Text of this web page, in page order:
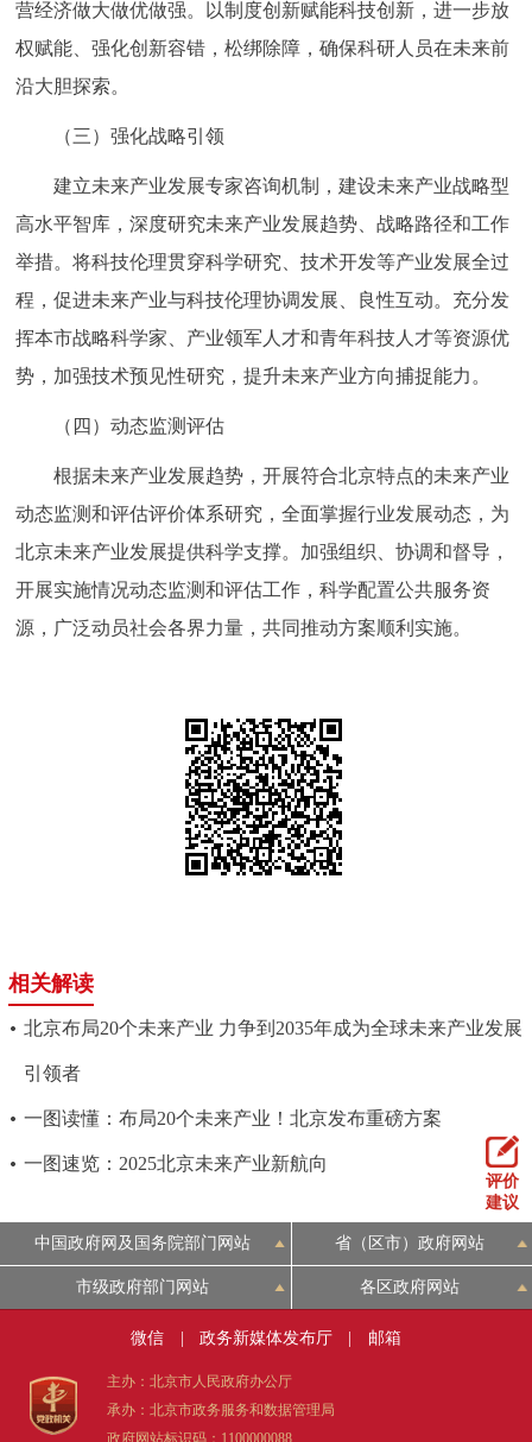
营经济做大做优做强。以制度创新赋能科技创新，进一步放
权赋能、强化创新容错，松绑除障，确保科研人员在未来前
沿大胆探索。
（三）强化战略引领
建立未来产业发展专家咨询机制，建设未来产业战略型
高水平智库，深度研究未来产业发展趋势、战略路径和工作
举措。将科技伦理贯穿科学研究、技术开发等产业发展全过
程，促进未来产业与科技伦理协调发展、良性互动。充分发
挥本市战略科学家、产业领军人才和青年科技人才等资源优
势，加强技术预见性研究，提升未来产业方向捕捉能力。
（四）动态监测评估
根据未来产业发展趋势，开展符合北京特点的未来产业
动态监测和评估评价体系研究，全面掌握行业发展动态，为
北京未来产业发展提供科学支撑。加强组织、协调和督导，
开展实施情况动态监测和评估工作，科学配置公共服务资
源，广泛动员社会各界力量，共同推动方案顺利实施。
相关解读
北京布局20个未来产业 力争到2035年成为全球未来产业发展
引领者
一图读懂：布局20个未来产业！北京发布重磅方案
一图速览：2025北京未来产业新航向
评价
建议
中国政府网及国务院部门网站 省（区市）政府网站
市级政府部门网站 各区政府网站
微信 政务新媒体发布厅 邮箱
主办：北京市人民政府办公厅
承办：北京市政务服务和数据管理局
政府网站标识码：1100000088